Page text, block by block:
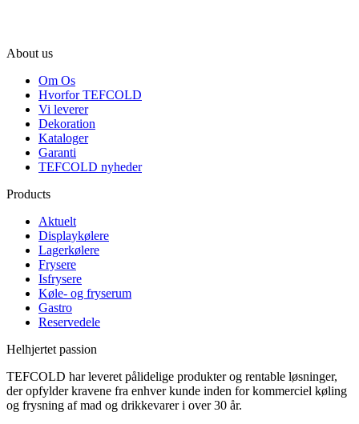
About us
Om Os
Hvorfor TEFCOLD
Vi leverer
Dekoration
Kataloger
Garanti
TEFCOLD nyheder
Products
Aktuelt
Displaykølere
Lagerkølere
Frysere
Isfrysere
Køle- og fryserum
Gastro
Reservedele
Helhjertet passion
TEFCOLD har leveret pålidelige produkter og rentable løsninger,
der opfylder kravene fra enhver kunde inden for kommerciel køling
og frysning af mad og drikkevarer i over 30 år.